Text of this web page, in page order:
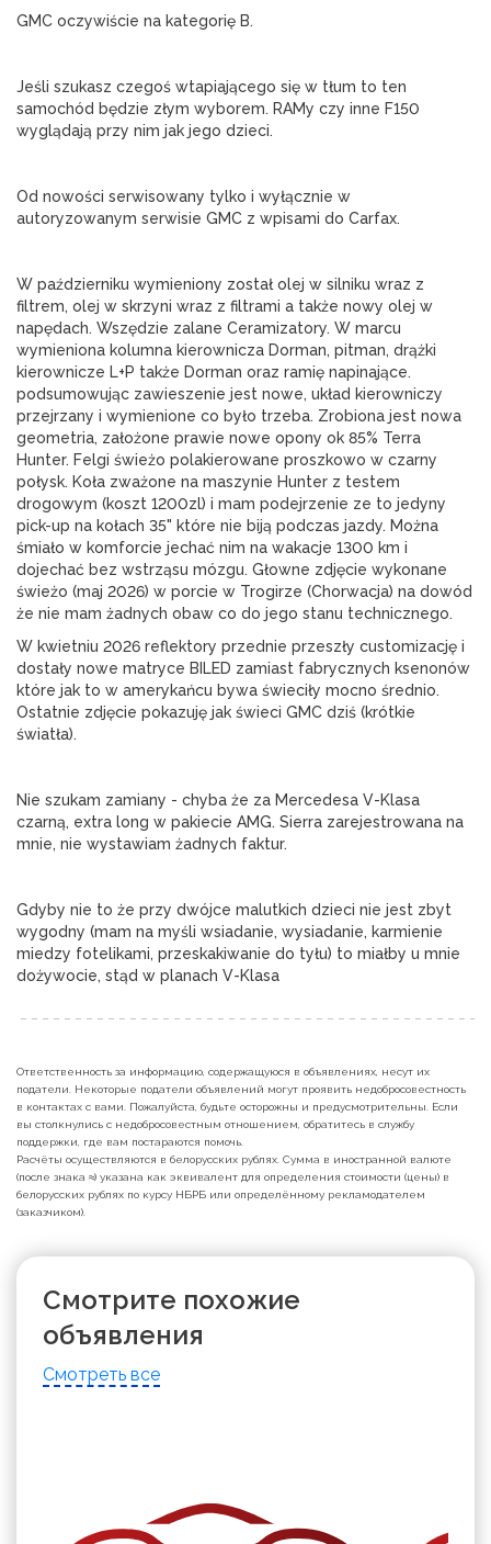
GMC oczywiście na kategorię B.
Jeśli szukasz czegoś wtapiającego się w tłum to ten
samochód będzie złym wyborem. RAMy czy inne F150
wyglądają przy nim jak jego dzieci.
Od nowości serwisowany tylko i wyłącznie w
autoryzowanym serwisie GMC z wpisami do Carfax.
W październiku wymieniony został olej w silniku wraz z
filtrem, olej w skrzyni wraz z filtrami a także nowy olej w
napędach. Wszędzie zalane Ceramizatory. W marcu
wymieniona kolumna kierownicza Dorman, pitman, drążki
kierownicze L+P także Dorman oraz ramię napinające.
podsumowując zawieszenie jest nowe, układ kierowniczy
przejrzany i wymienione co było trzeba. Zrobiona jest nowa
geometria, założone prawie nowe opony ok 85% Terra
Hunter. Felgi świeżo polakierowane proszkowo w czarny
połysk. Koła zważone na maszynie Hunter z testem
drogowym (koszt 1200zl) i mam podejrzenie ze to jedyny
pick-up na kołach 35" które nie biją podczas jazdy. Można
śmiało w komforcie jechać nim na wakacje 1300 km i
dojechać bez wstrząsu mózgu. Głowne zdjęcie wykonane
świeżo (maj 2026) w porcie w Trogirze (Chorwacja) na dowód
że nie mam żadnych obaw co do jego stanu technicznego.
W kwietniu 2026 reflektory przednie przeszły customizację i
dostały nowe matryce BILED zamiast fabrycznych ksenonów
które jak to w amerykańcu bywa świeciły mocno średnio.
Ostatnie zdjęcie pokazuję jak świeci GMC dziś (krótkie
światła).
Nie szukam zamiany - chyba że za Mercedesa V-Klasa
czarną, extra long w pakiecie AMG. Sierra zarejestrowana na
mnie, nie wystawiam żadnych faktur.
Gdyby nie to że przy dwójce malutkich dzieci nie jest zbyt
wygodny (mam na myśli wsiadanie, wysiadanie, karmienie
miedzy fotelikami, przeskakiwanie do tyłu) to miałby u mnie
dożywocie, stąd w planach V-Klasa
Ответственность за информацию, содержащуюся в объявлениях, несут их
податели. Некоторые податели объявлений могут проявить недобросовестность
в контактах с вами. Пожалуйста, будьте осторожны и предусмотрительны. Если
вы столкнулись с недобросовестным отношением, обратитесь в службу
поддержки, где вам постараются помочь.
Расчёты осуществляются в белорусских рублях. Сумма в иностранной валюте
(после знака ≈) указана как эквивалент для определения стоимости (цены) в
белорусских рублях по курсу НБРБ или определённому рекламодателем
(заказчиком).
Смотрите похожие
объявления
Смотреть все